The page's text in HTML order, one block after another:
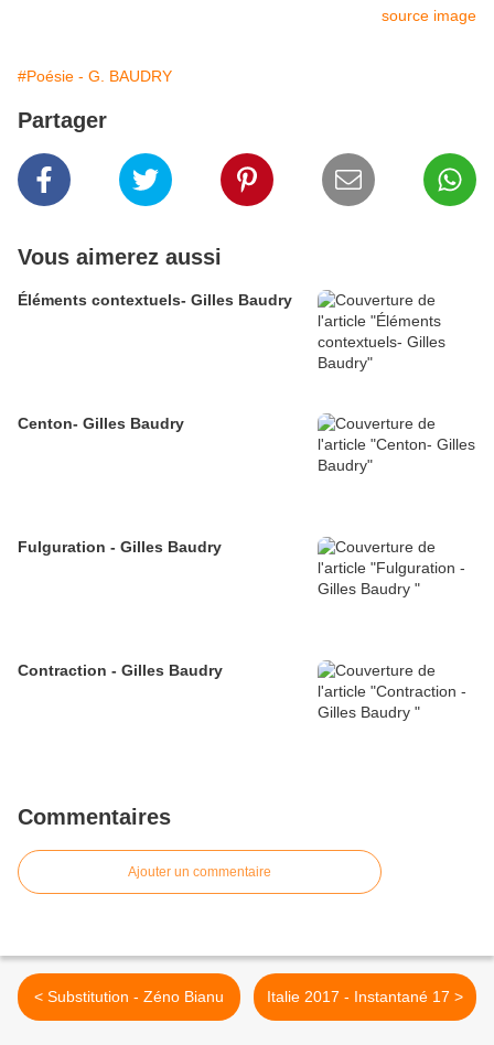
source image
#Poésie - G. BAUDRY
Partager
Vous aimerez aussi
Éléments contextuels- Gilles Baudry
Centon- Gilles Baudry
Fulguration - Gilles Baudry
Contraction - Gilles Baudry
Commentaires
Ajouter un commentaire
< Substitution - Zéno Bianu Italie 2017 - Instantané 17 >